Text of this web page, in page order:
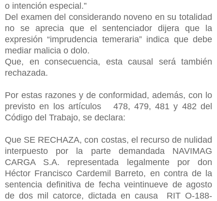
o intención especial.”
Del examen del considerando noveno en su totalidad
no se aprecia que el sentenciador dijera que la
expresión “imprudencia temeraria” indica que debe
mediar malicia o dolo.
Que, en consecuencia, esta causal será también
rechazada.
Por estas razones y de conformidad, además, con lo
previsto en los artículos 478, 479, 481 y 482 del
Código del Trabajo, se declara:
Que SE RECHAZA, con costas, el recurso de nulidad
interpuesto por la parte demandada NAVIMAG
CARGA S.A. representada legalmente por don
Héctor Francisco Cardemil Barreto, en contra de la
sentencia definitiva de fecha veintinueve de agosto
de dos mil catorce, dictada en causa RIT O-188-